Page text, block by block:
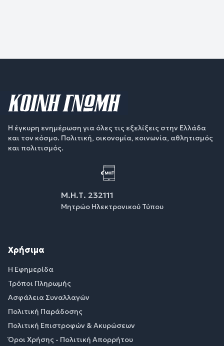
Η έγκυρη ενημέρωση για όλες τις εξελίξεις στην Ελλάδα
και τον κόσμο. Πολιτική, οικονομία, κοινωνία, αθλητισμός
και πολιτισμός.
Μ.Η.Τ. 232111
Μητρώο Ηλεκτρονικού Τύπου
Χρήσιμα
Η Εφημερίδα
Τρόποι Πληρωμής
Ασφάλεια Συναλλαγών
Πολιτική Παράδοσης
Πολιτική Επιστροφών & Ακυρώσεων
Όροι Χρήσης - Πολιτική Απορρήτου